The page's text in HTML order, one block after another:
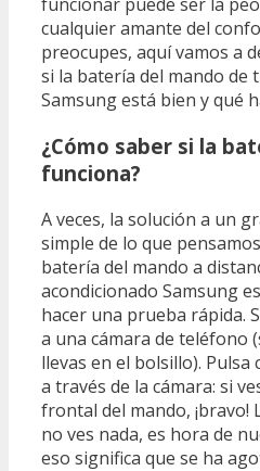
cualquier amante del
preocupes, aquí vamos a
si la batería del mando de
Samsung está bien y qué
¿Cómo saber si la
funciona?
A veces, la solución a un
simple de lo que
batería del mando a
acondicionado Samsung
hacer una prueba rápida.
a una cámara de teléfono
llevas en el bolsillo).
a través de la cámara: si
frontal del mando, ¡bravo!
no ves nada, es hora de
eso significa que se ha